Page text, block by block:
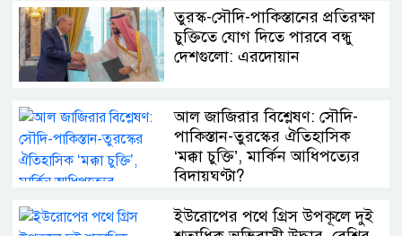
তুরস্ক-সৌদি-পাকিস্তানের প্রতিরক্ষা
চুক্তিতে যোগ দিতে পারবে বন্ধু
দেশগুলো: এরদোয়ান
আল জাজিরার বিশ্লেষণ: সৌদি-
পাকিস্তান-তুরস্কের ঐতিহাসিক
‘মক্কা চুক্তি’, মার্কিন আধিপত্যের
বিদায়ঘণ্টা?
ইউরোপের পথে গ্রিস উপকূলে দুই